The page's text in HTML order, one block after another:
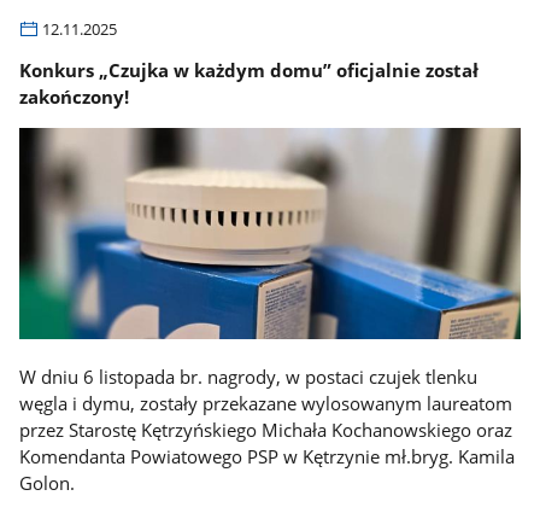
12.11.2025
Konkurs „Czujka w każdym domu” oficjalnie został
zakończony!
W dniu 6 listopada br. nagrody, w postaci czujek tlenku
węgla i dymu, zostały przekazane wylosowanym laureatom
przez Starostę Kętrzyńskiego Michała Kochanowskiego oraz
Komendanta Powiatowego PSP w Kętrzynie mł.bryg. Kamila
Golon.